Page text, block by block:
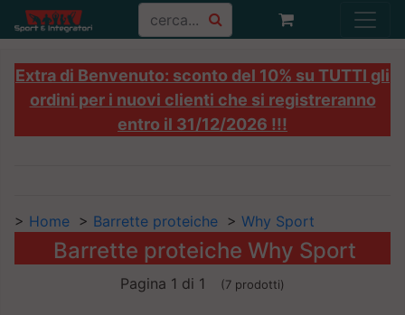
Extra di Benvenuto: sconto del 10% su TUTTI gli
ordini per i nuovi clienti che si registreranno
entro il 31/12/2026 !!!
> Home > Barrette proteiche > Why Sport
Barrette proteiche Why Sport
Pagina 1 di 1 (7 prodotti)